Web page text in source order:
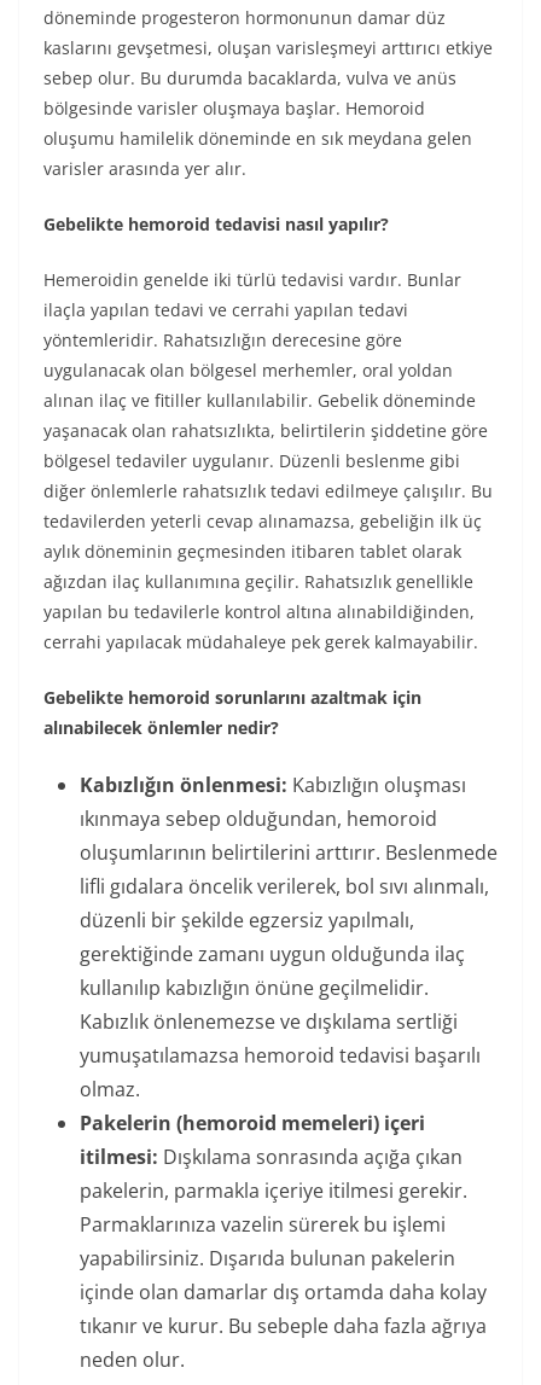
döneminde progesteron hormonunun damar düz
kaslarını gevşetmesi, oluşan varisleşmeyi arttırıcı etkiye
sebep olur. Bu durumda bacaklarda, vulva ve anüs
bölgesinde varisler oluşmaya başlar. Hemoroid
oluşumu hamilelik döneminde en sık meydana gelen
varisler arasında yer alır.
Gebelikte hemoroid tedavisi nasıl yapılır?
Hemeroidin genelde iki türlü tedavisi vardır. Bunlar
ilaçla yapılan tedavi ve cerrahi yapılan tedavi
yöntemleridir. Rahatsızlığın derecesine göre
uygulanacak olan bölgesel merhemler, oral yoldan
alınan ilaç ve fitiller kullanılabilir. Gebelik döneminde
yaşanacak olan rahatsızlıkta, belirtilerin şiddetine göre
bölgesel tedaviler uygulanır. Düzenli beslenme gibi
diğer önlemlerle rahatsızlık tedavi edilmeye çalışılır. Bu
tedavilerden yeterli cevap alınamazsa, gebeliğin ilk üç
aylık döneminin geçmesinden itibaren tablet olarak
ağızdan ilaç kullanımına geçilir. Rahatsızlık genellikle
yapılan bu tedavilerle kontrol altına alınabildiğinden,
cerrahi yapılacak müdahaleye pek gerek kalmayabilir.
Gebelikte hemoroid sorunlarını azaltmak için
alınabilecek önlemler nedir?
Kabızlığın önlenmesi: Kabızlığın oluşması
ıkınmaya sebep olduğundan, hemoroid
oluşumlarının belirtilerini arttırır. Beslenmede
lifli gıdalara öncelik verilerek, bol sıvı alınmalı,
düzenli bir şekilde egzersiz yapılmalı,
gerektiğinde zamanı uygun olduğunda ilaç
kullanılıp kabızlığın önüne geçilmelidir.
Kabızlık önlenemezse ve dışkılama sertliği
yumuşatılamazsa hemoroid tedavisi başarılı
olmaz.
Pakelerin (hemoroid memeleri) içeri
itilmesi: Dışkılama sonrasında açığa çıkan
pakelerin, parmakla içeriye itilmesi gerekir.
Parmaklarınıza vazelin sürerek bu işlemi
yapabilirsiniz. Dışarıda bulunan pakelerin
içinde olan damarlar dış ortamda daha kolay
tıkanır ve kurur. Bu sebeple daha fazla ağrıya
neden olur.